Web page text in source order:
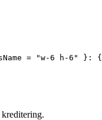
= "w-6 h-6" }: